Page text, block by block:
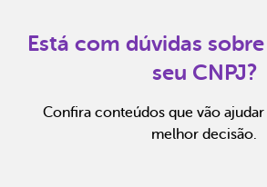
Está com dúvidas
seu CNPJ?
Confira conteúdos que vão
melhor decisão.